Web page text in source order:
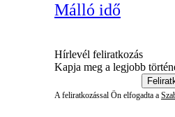
Málló idő
Hírlevél feliratkozás
Kapja meg a legjobb
A feliratkozással Ön elfogadta a